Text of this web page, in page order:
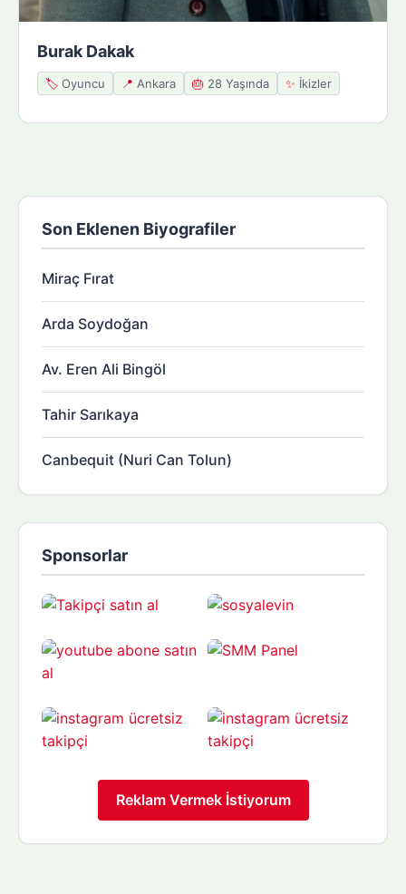
Burak Dakak
🏷️ Oyuncu 📍 Ankara 🎂 28 Yaşında ✨ İkizler
Son Eklenen Biyografiler
Miraç Fırat
Arda Soydoğan
Av. Eren Ali Bingöl
Tahir Sarıkaya
Canbequit (Nuri Can Tolun)
Sponsorlar
Reklam Vermek İstiyorum